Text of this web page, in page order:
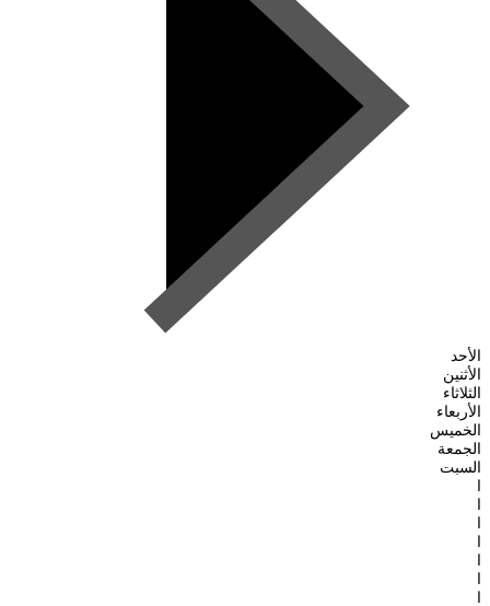
الأحد
الأثنين
الثلاثاء
الأربعاء
الخميس
الجمعة
السبت